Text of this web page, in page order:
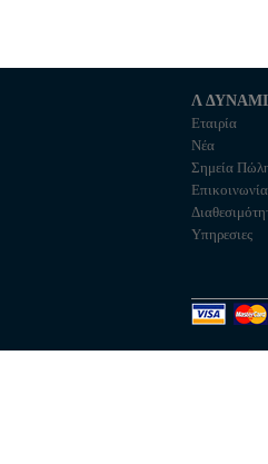
Λ
Εταιρία
Νέα
Σημεία
Επικοινωνία
Υπηρεσιες